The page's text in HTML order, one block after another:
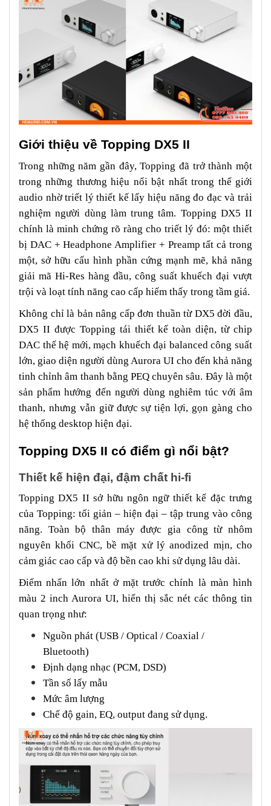
Giới thiệu về Topping DX5 II
Trong những năm gần đây, Topping đã trở thành một
trong những thương hiệu nổi bật nhất trong thế giới
audio nhờ triết lý thiết kế lấy hiệu năng đo đạc và trải
nghiệm người dùng làm trung tâm. Topping DX5 II
chính là minh chứng rõ ràng cho triết lý đó: một thiết
bị DAC + Headphone Amplifier + Preamp tất cả trong
một, sở hữu cấu hình phần cứng mạnh mẽ, khả năng
giải mã Hi-Res hàng đầu, công suất khuếch đại vượt
trội và loạt tính năng cao cấp hiếm thấy trong tầm giá.
Không chỉ là bản nâng cấp đơn thuần từ DX5 đời đầu,
DX5 II được Topping tái thiết kế toàn diện, từ chip
DAC thế hệ mới, mạch khuếch đại balanced công suất
lớn, giao diện người dùng Aurora UI cho đến khả năng
tinh chỉnh âm thanh bằng PEQ chuyên sâu. Đây là một
sản phẩm hướng đến người dùng nghiêm túc với âm
thanh, nhưng vẫn giữ được sự tiện lợi, gọn gàng cho
hệ thống desktop hiện đại.
Topping DX5 II có điểm gì nổi bật?
Thiết kế hiện đại, đậm chất hi-fi
Topping DX5 II sở hữu ngôn ngữ thiết kế đặc trưng
của Topping: tối giản – hiện đại – tập trung vào công
năng. Toàn bộ thân máy được gia công từ nhôm
nguyên khối CNC, bề mặt xử lý anodized mịn, cho
cảm giác cao cấp và độ bền cao khi sử dụng lâu dài.
Điểm nhấn lớn nhất ở mặt trước chính là màn hình
màu 2 inch Aurora UI, hiển thị sắc nét các thông tin
quan trọng như:
Nguồn phát (USB / Optical / Coaxial /
Bluetooth)
Định dạng nhạc (PCM, DSD)
Tần số lấy mẫu
Mức âm lượng
Chế độ gain, EQ, output đang sử dụng.